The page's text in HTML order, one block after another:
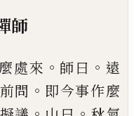
師
處來 。 師曰 。 遠
問 。 即今事作麼